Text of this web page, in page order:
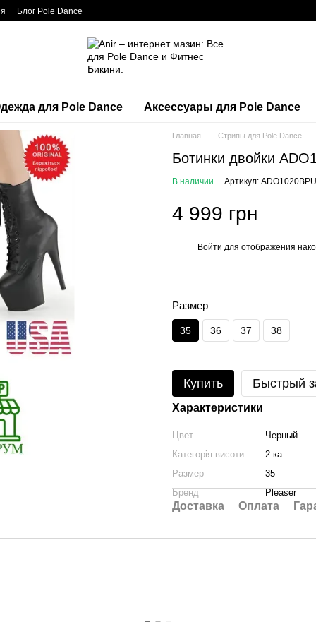
Блог Pole Dance
для Pole Dance Аксессуары для Pole Dance
Главная Стрипы для Pole Dance
Ботинки двойки
В наличии Артикул:
4 999 грн
Войти для отображения
Размер
35 36 37 38
Купить Быстрый
Характеристики
Цвет
Черный
Категорія висоти
2 ка
Размер
35
Бренд
Pleaser
Доставка Оплата